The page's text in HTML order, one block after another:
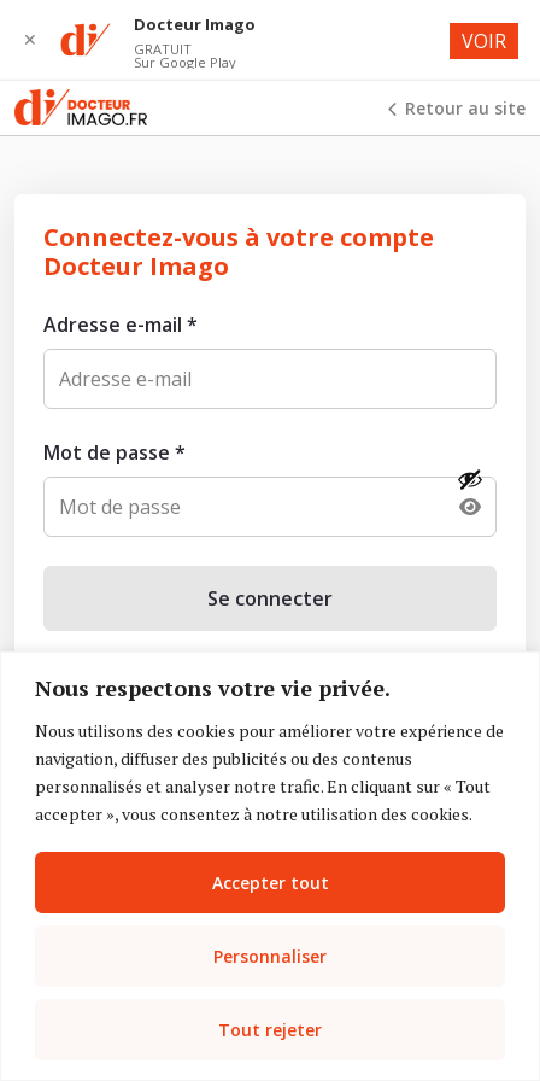
Nous respectons votre vie privée.
Nous utilisons des cookies pour améliorer votre expérience de
navigation, diffuser des publicités ou des contenus
personnalisés et analyser notre trafic. En cliquant sur « Tout
accepter », vous consentez à notre utilisation des cookies.
Personnaliser
Tout rejeter
Accepter tout
Retour au site
Connectez-vous à votre compte
Docteur Imago
Adresse e-mail *
Mot de passe *
Se connecter
Mot de passe oublié ?
Vous n’avez pas de compte ? Inscrivez-vous
✕
Docteur Imago
GRATUIT
Sur Google Play
VOIR